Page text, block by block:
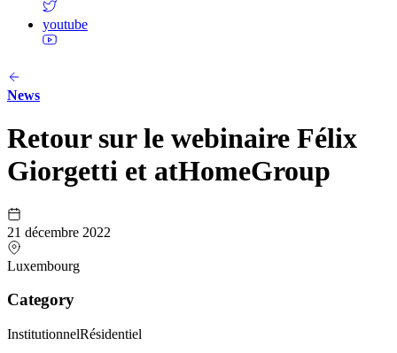
youtube
News
Retour sur le webinaire Félix
Giorgetti et atHomeGroup
21 décembre 2022
Luxembourg
Category
InstitutionnelRésidentiel